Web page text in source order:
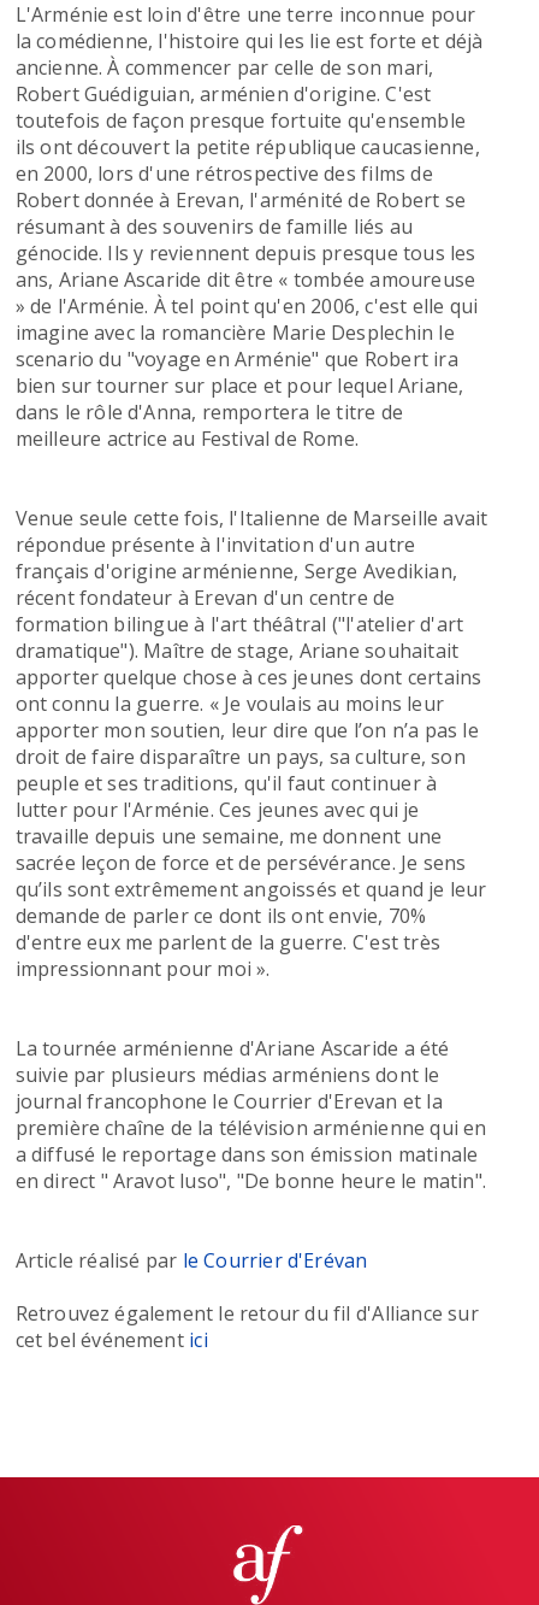
L'Arménie est loin d'être une terre inconnue pour
la comédienne, l'histoire qui les lie est forte et déjà
ancienne. À commencer par celle de son mari,
Robert Guédiguian, arménien d'origine. C'est
toutefois de façon presque fortuite qu'ensemble
ils ont découvert la petite république caucasienne,
en 2000, lors d'une rétrospective des films de
Robert donnée à Erevan, l'arménité de Robert se
résumant à des souvenirs de famille liés au
génocide. Ils y reviennent depuis presque tous les
ans, Ariane Ascaride dit être « tombée amoureuse
» de l'Arménie. À tel point qu'en 2006, c'est elle qui
imagine avec la romancière Marie Desplechin le
scenario du "voyage en Arménie" que Robert ira
bien sur tourner sur place et pour lequel Ariane,
dans le rôle d'Anna, remportera le titre de
meilleure actrice au Festival de Rome.
Venue seule cette fois, l'Italienne de Marseille avait
répondue présente à l'invitation d'un autre
français d'origine arménienne, Serge Avedikian,
récent fondateur à Erevan d'un centre de
formation bilingue à l'art théâtral ("l'atelier d'art
dramatique"). Maître de stage, Ariane souhaitait
apporter quelque chose à ces jeunes dont certains
ont connu la guerre. « Je voulais au moins leur
apporter mon soutien, leur dire que l’on n’a pas le
droit de faire disparaître un pays, sa culture, son
peuple et ses traditions, qu'il faut continuer à
lutter pour l'Arménie. Ces jeunes avec qui je
travaille depuis une semaine, me donnent une
sacrée leçon de force et de persévérance. Je sens
qu’ils sont extrêmement angoissés et quand je leur
demande de parler ce dont ils ont envie, 70%
d'entre eux me parlent de la guerre. C'est très
impressionnant pour moi ».
La tournée arménienne d'Ariane Ascaride a été
suivie par plusieurs médias arméniens dont le
journal francophone le Courrier d'Erevan et la
première chaîne de la télévision arménienne qui en
a diffusé le reportage dans son émission matinale
en direct " Aravot luso", "De bonne heure le matin".
Article réalisé par le Courrier d'Erévan
Retrouvez également le retour du fil d'Alliance sur
cet bel événement ici